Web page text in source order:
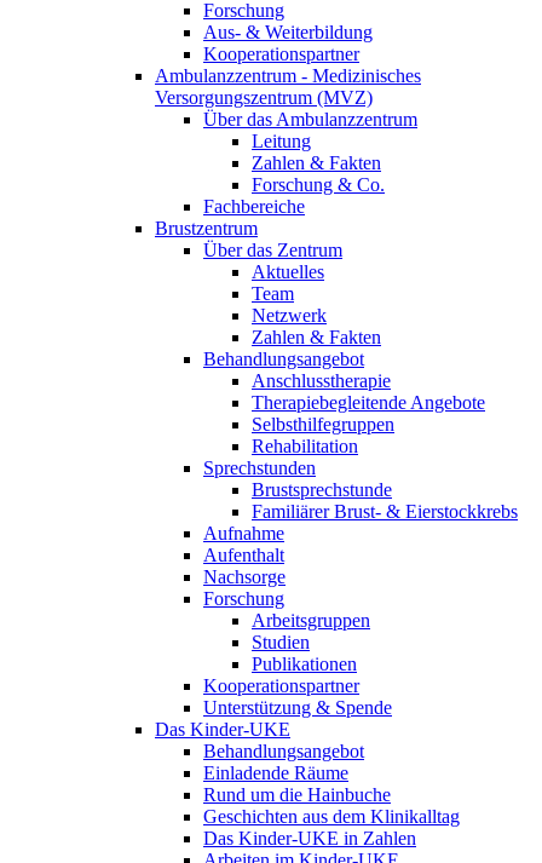
Forschung
Aus- & Weiterbildung
Kooperationspartner
Ambulanzzentrum - Medizinisches
Versorgungszentrum (MVZ)
Über das Ambulanzzentrum
Leitung
Zahlen & Fakten
Forschung & Co.
Fachbereiche
Brustzentrum
Über das Zentrum
Aktuelles
Team
Netzwerk
Zahlen & Fakten
Behandlungsangebot
Anschlusstherapie
Therapiebegleitende Angebote
Selbsthilfegruppen
Rehabilitation
Sprechstunden
Brustsprechstunde
Familiärer Brust- & Eierstockkrebs
Aufnahme
Aufenthalt
Nachsorge
Forschung
Arbeitsgruppen
Studien
Publikationen
Kooperationspartner
Unterstützung & Spende
Das Kinder-UKE
Behandlungsangebot
Einladende Räume
Rund um die Hainbuche
Geschichten aus dem Klinikalltag
Das Kinder-UKE in Zahlen